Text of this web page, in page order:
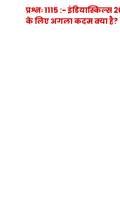
प्रश्नः 1115 :-
के लिए अगला कदम क्या है?